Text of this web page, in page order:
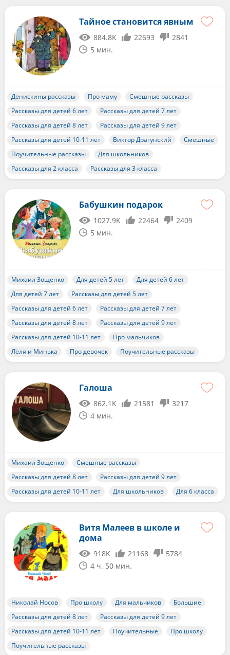
Тайное становится явным
884.8K 22693
2841
5 мин.
Денискины рассказы Про маму
Смешные рассказы
Рассказы для детей 6 лет
Рассказы для детей 7 лет
Рассказы для детей 8 лет
Рассказы для детей 9 лет
Рассказы для детей 10-11 лет
Виктор Драгунский
Смешные
Поучительные рассказы
Для школьников
Рассказы для 2 класса
Рассказы для 3 класса
Бабушкин подарок
1027.9K 22464
2409
5 мин.
Михаил Зощенко Для детей 5 лет
Для детей 6 лет
Для детей 7 лет
Рассказы для детей 5 лет
Рассказы для детей 6 лет
Рассказы для детей 7 лет
Рассказы для детей 8 лет
Рассказы для детей 9 лет
Рассказы для детей 10-11 лет
Про мальчиков
Лёля и Минька
Про девочек Поучительные рассказы
Галоша
862.1K 21581
3217
4 мин.
Михаил Зощенко
Смешные рассказы
Рассказы для детей 8 лет
Рассказы для детей 9 лет
Рассказы для детей 10-11 лет
Для школьников Для 6 класса
Витя Малеев в школе и
дома
918K 21168
5784
4 ч. 50 мин.
Николай Носов Про школу Для мальчиков
Большие
Рассказы для детей 8 лет
Рассказы для детей 9 лет
Рассказы для детей 10-11 лет
Поучительные
Про школу
Поучительные рассказы